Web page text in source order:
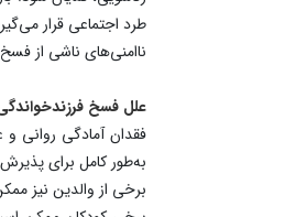
طرد اجتماعی قرار
ناامنی‌های ناشی از
علل فسخ
فقدان آمادگی روانی
به‌طور کامل برای
برخی از والدین نیز